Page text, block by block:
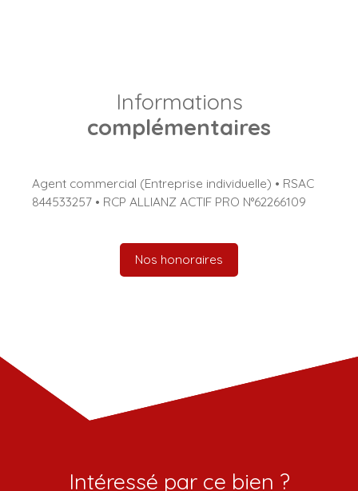
Informations
complémentaires
Agent commercial (Entreprise individuelle) • RSAC
844533257 • RCP ALLIANZ ACTIF PRO N°62266109
Nos honoraires
Intéressé par ce bien ?